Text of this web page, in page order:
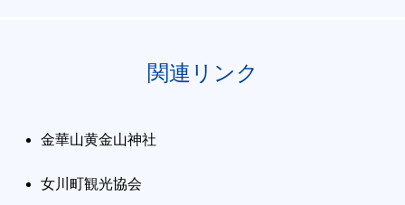
関連リンク
金華山黄金山神社
女川町観光協会